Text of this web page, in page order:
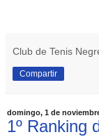
Club de Tenis
Compartir
domingo, 1 de
1º Ranking